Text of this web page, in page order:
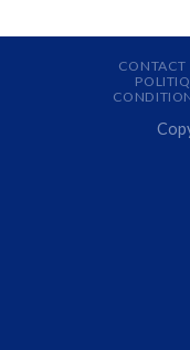
CONTACT